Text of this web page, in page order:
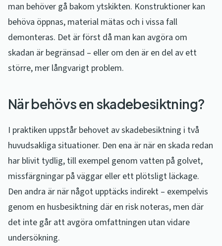
man behöver gå bakom ytskikten. Konstruktioner kan
behöva öppnas, material mätas och i vissa fall
demonteras. Det är först då man kan avgöra om
skadan är begränsad – eller om den är en del av ett
större, mer långvarigt problem.
När behövs en skadebesiktning?
I praktiken uppstår behovet av skadebesiktning i två
huvudsakliga situationer. Den ena är när en skada redan
har blivit tydlig, till exempel genom vatten på golvet,
missfärgningar på väggar eller ett plötsligt läckage.
Den andra är när något upptäcks indirekt – exempelvis
genom en husbesiktning där en risk noteras, men där
det inte går att avgöra omfattningen utan vidare
undersökning.